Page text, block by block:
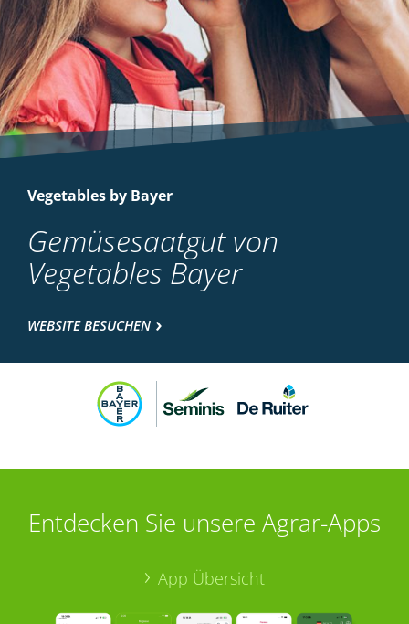
Vegetables by Bayer
Gemüsesaatgut von
Vegetables Bayer
WEBSITE BESUCHEN
Entdecken Sie unsere Agrar-Apps
App Übersicht